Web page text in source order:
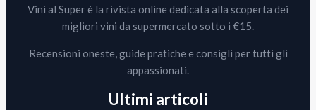
Vini al Super è la rivista online dedicata alla scoperta dei
migliori vini da supermercato sotto i €15.
Recensioni oneste, guide pratiche e consigli per tutti gli
appassionati.
Ultimi articoli